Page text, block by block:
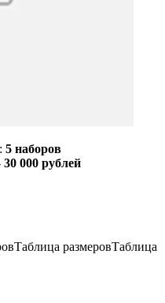
5 наборов
30 000 рублей
размеровТаблица